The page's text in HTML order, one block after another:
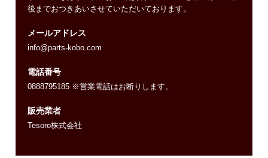
後までおつきあいさせていただいております。
メールアドレス
info@parts-kobo.com
電話番号
0888795185 ※営業電話はお断りします。
販売業者
Tesoro株式会社